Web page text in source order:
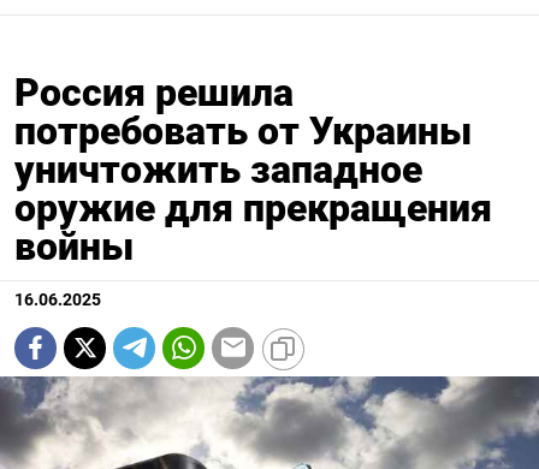
Россия решила
потребовать от Украины
уничтожить западное
оружие для прекращения
войны
16.06.2025